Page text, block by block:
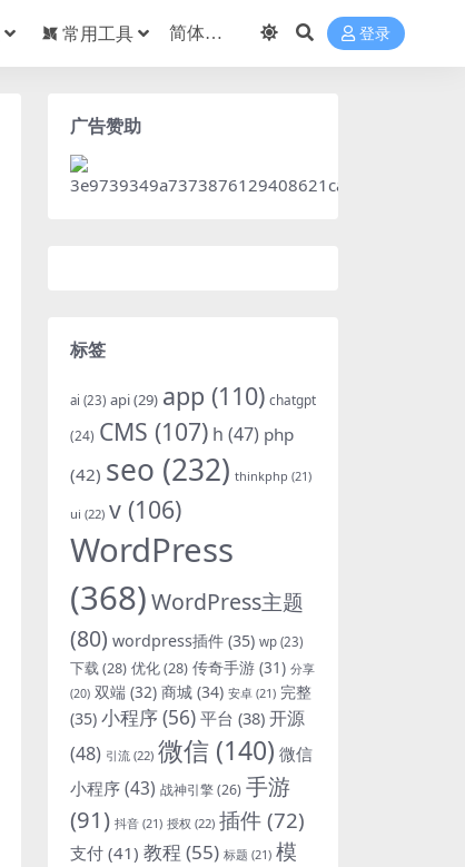
常用工具 登录
广告赞助
标签
ai (23) api(29) app (110) chatgpt
(24) CMS (107) h (47) php
(42) seo (232) thinkphp (21)
ui (22) v (106)
WordPress
(368)WordPress主题
(80) wordpress插件 (35) wp (23)
下载(28) 优化(28) 传奇手游 (31) 分享
(20) 双端 (32) 商城 (34) 安卓 (21) 完整
(35) 小程序(56) 平台 (38) 开源
(48) 引流 (22) 微信 (140) 微信
小程序(43) 战神引擎(26) 手游
(91) 抖音 (21) 授权 (22) 插件 (72)
支付 (41) 教程 (55) 标题 (21) 模